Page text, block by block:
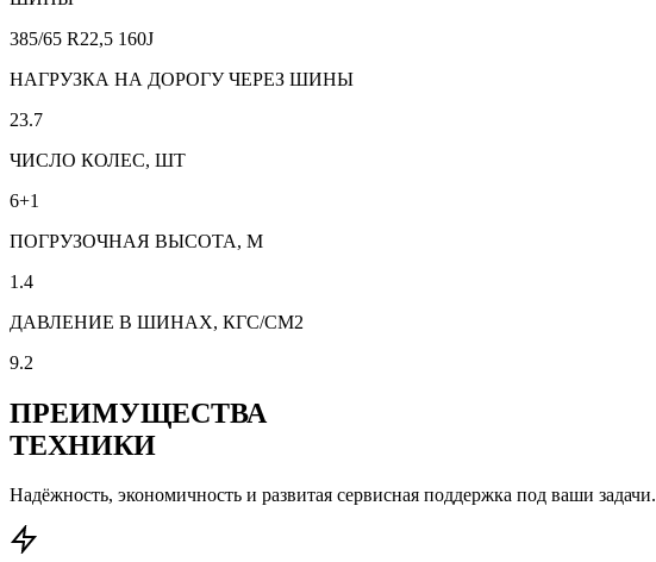
385/65 R22,5 160J
НАГРУЗКА НА ДОРОГУ ЧЕРЕЗ ШИНЫ
23.7
ЧИСЛО КОЛЕС, ШТ
6+1
ПОГРУЗОЧНАЯ ВЫСОТА, М
1.4
ДАВЛЕНИЕ В ШИНАХ, КГС/СМ2
9.2
ПРЕИМУЩЕСТВА
ТЕХНИКИ
Надёжность, экономичность и развитая сервисная поддержка под ваши задачи.